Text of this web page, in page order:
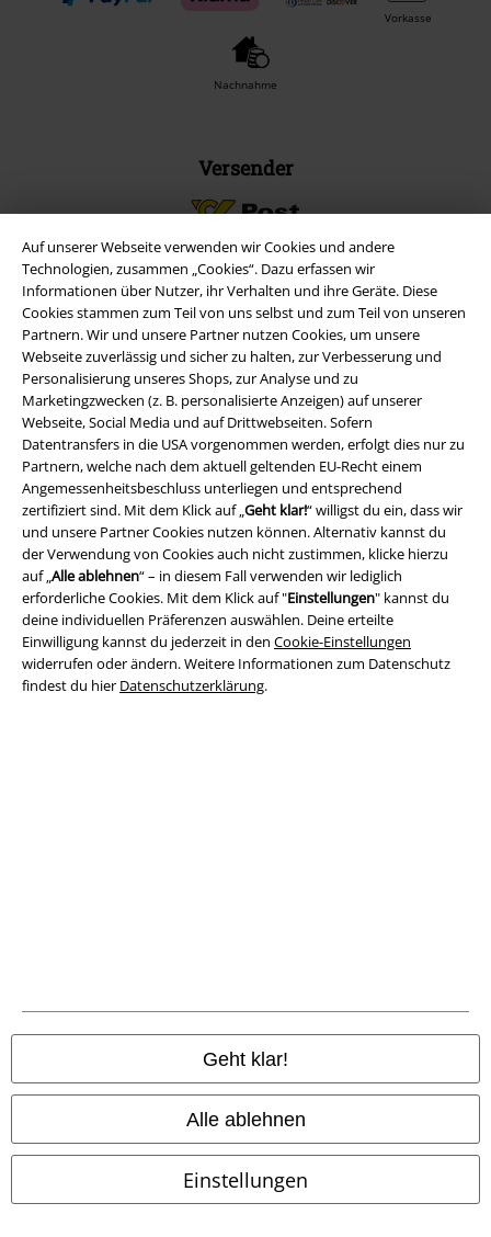
Auf unserer Webseite verwenden wir Cookies und andere
Technologien, zusammen „Cookies“. Dazu erfassen wir
Informationen über Nutzer, ihr Verhalten und ihre Geräte. Diese
Cookies stammen zum Teil von uns selbst und zum Teil von unseren
Partnern. Wir und unsere Partner nutzen Cookies, um unsere
Webseite zuverlässig und sicher zu halten, zur Verbesserung und
Personalisierung unseres Shops, zur Analyse und zu
Marketingzwecken (z. B. personalisierte Anzeigen) auf unserer
Webseite, Social Media und auf Drittwebseiten. Sofern
Datentransfers in die USA vorgenommen werden, erfolgt dies nur zu
Partnern, welche nach dem aktuell geltenden EU-Recht einem
Angemessenheitsbeschluss unterliegen und entsprechend
zertifiziert sind. Mit dem Klick auf „Geht klar!“ willigst du ein, dass wir
und unsere Partner Cookies nutzen können. Alternativ kannst du
der Verwendung von Cookies auch nicht zustimmen, klicke hierzu
auf „Alle ablehnen“ – in diesem Fall verwenden wir lediglich
erforderliche Cookies. Mit dem Klick auf "Einstellungen" kannst du
deine individuellen Präferenzen auswählen. Deine erteilte
Einwilligung kannst du jederzeit in den Cookie-Einstellungen
widerrufen oder ändern. Weitere Informationen zum Datenschutz
findest du hier Datenschutzerklärung.
Geht klar!
Alle ablehnen
Einstellungen
Vorkasse
Nachnahme
Versender
EMP App
Lade dir jetzt kostenlos unsere neue EMP App runter und genieße
die vielen neuen Funktionen und Vorteile!
A Warner Music Group Company
Information zur Barrierefreiheit
Cookie-Einstellungen